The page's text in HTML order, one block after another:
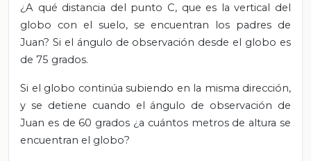
¿A qué distancia del punto C, que es la vertical del
globo con el suelo, se encuentran los padres de
Juan? Si el ángulo de observación desde el globo es
de 75 grados.
Si el globo continúa subiendo en la misma dirección,
y se detiene cuando el ángulo de observación de
Juan es de 60 grados ¿a cuántos metros de altura se
encuentran el globo?